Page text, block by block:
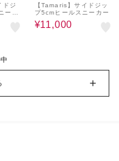
ドジ
ーカ
【Tamaris】サイドジッ
プ5cmヒールスニーカー
¥11,000